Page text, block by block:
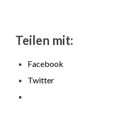
Teilen mit:
Facebook
Twitter